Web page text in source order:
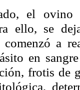
el ovino
ello, se
a
en
frotis de
,